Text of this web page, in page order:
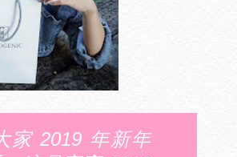
家 2019 年新年